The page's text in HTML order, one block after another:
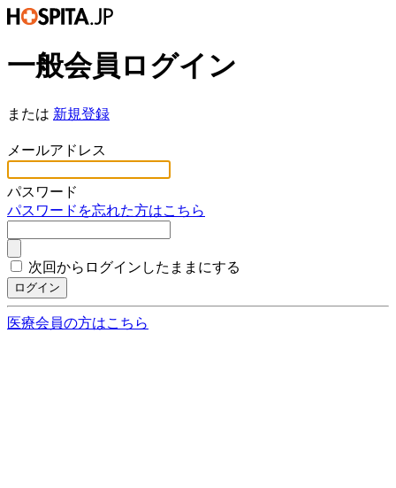
一般会員ログイン
または 新規登録
メールアドレス
パスワード
パスワードを忘れた方はこちら
次回からログインしたままにする
ログイン
医療会員の方はこちら